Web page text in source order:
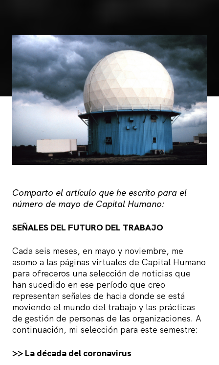
Comparto el artículo que he escrito para el
número de mayo de Capital Humano:
SEÑALES DEL FUTURO DEL TRABAJO
Cada seis meses, en mayo y noviembre, me
asomo a las páginas virtuales de Capital Humano
para ofreceros una selección de noticias que
han sucedido en ese período que creo
representan señales de hacia donde se está
moviendo el mundo del trabajo y las prácticas
de gestión de personas de las organizaciones. A
continuación, mi selección para este semestre:
>> La década del coronavirus